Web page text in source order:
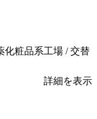
化粧品系工場 / 交替
詳細を表示